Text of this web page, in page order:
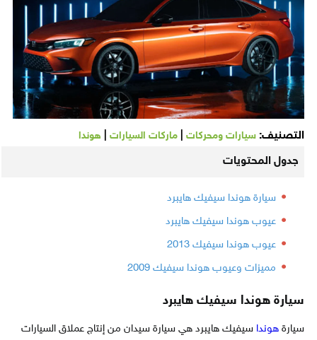
التصنيف: سيارات ومحركات| ماركات السيارات| هوندا
جدول المحتويات
سيارة هوندا سيفيك هايبرد
عيوب هوندا سيفيك هايبرد
عيوب هوندا سيفيك 2013
مميزات وعيوب هوندا سيفيك 2009
سيارة هوندا سيفيك هايبرد
سيارة هوندا سيفيك هايبرد هي سيارة سيدان من إنتاج عملاق السيارات